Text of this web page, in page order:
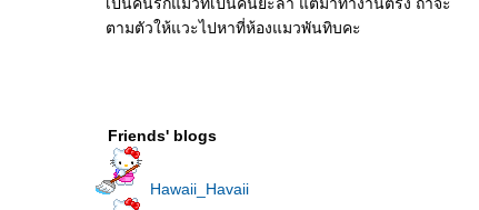
ตามตัวให้แวะไปหาที่ห้องแมวพันทิบคะ
Friends' blogs
Hawaii_Havaii